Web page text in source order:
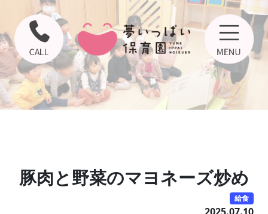
豚肉と野菜のマヨネーズ炒め
給食